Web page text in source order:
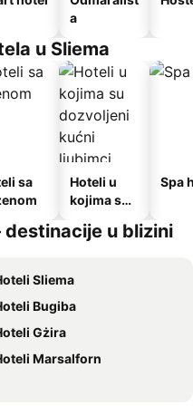
a
u Sliema
sa
Hoteli u
kojima su
kućni
Spa
destinacije u blizini
Sliema
Bugiba
Gżira
Marsalforn